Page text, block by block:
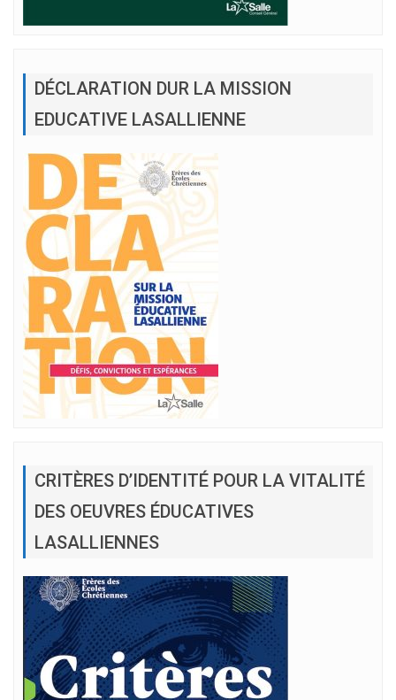
DÉCLARATION DUR LA MISSION
EDUCATIVE LASALLIENNE
CRITÈRES D’IDENTITÉ POUR LA VITALITÉ
DES OEUVRES ÉDUCATIVES
LASALLIENNES